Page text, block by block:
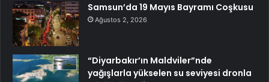
Samsun’da 19 Mayıs Bayramı Coşkusu
Ağustos 2, 2026
“Diyarbakır’ın Maldviler”nde
yağışlarla yükselen su seviyesi dronla